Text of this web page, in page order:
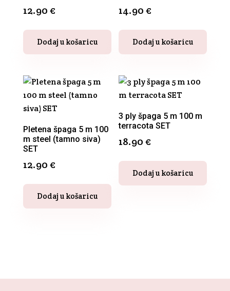
12.90€
Dodaj u košaricu
14.90€
Dodaj u košaricu
Pletena špaga 5 m 100
m steel (tamno siva)
SET
12.90€
Dodaj u košaricu
3 ply špaga 5 m 100 m
terracota SET
18.90€
Dodaj u košaricu